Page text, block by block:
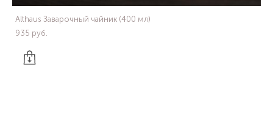
Althaus Заварочный чайник (400 мл)
935 pуб.